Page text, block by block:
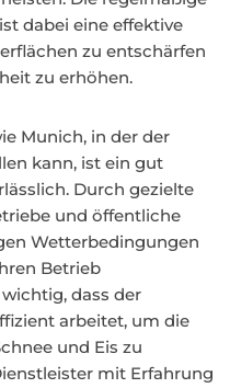
dabei eine effektive
zu entschärfen
zu erhöhen.
Munich, in der der
kann, ist ein gut
Durch gezielte
und öffentliche
Wetterbedingungen
Betrieb
dass der
arbeitet, um die
und Eis zu
mit Erfahrung